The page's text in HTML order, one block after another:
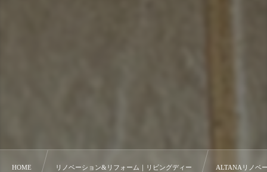
HOME リノベーション&リフォーム｜リビングディー ALTANAリノベ